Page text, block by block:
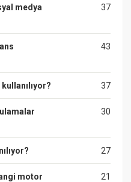
37
medya
43
37
30
27
21
motor